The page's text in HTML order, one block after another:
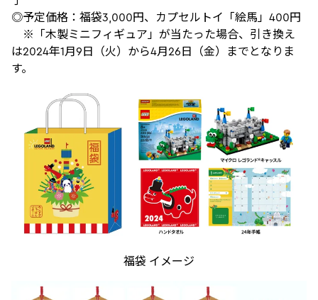
◎予定価格：福袋3,000円、カプセルトイ「絵馬」400円
※「木製ミニフィギュア」が当たった場合、引き換え
は2024年1月9日（火）から4月26日（金）までとなりま
す。
福袋 イメージ